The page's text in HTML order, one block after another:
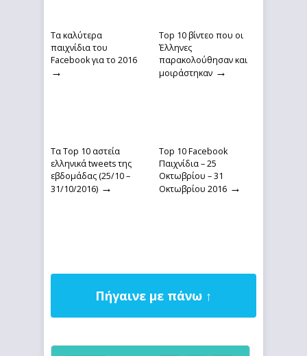
Τα καλύτερα
παιχνίδια του
Facebook για το 2016
→
Top 10 βίντεο που οι
Έλληνες
παρακολούθησαν και
μοιράστηκαν →
Τα Top 10 αστεία
ελληνικά tweets της
εβδομάδας (25/10 –
31/10/2016) →
Top 10 Facebook
Παιχνίδια – 25
Οκτωβρίου – 31
Οκτωβρίου 2016 →
Πήγαινε με πάνω ↑